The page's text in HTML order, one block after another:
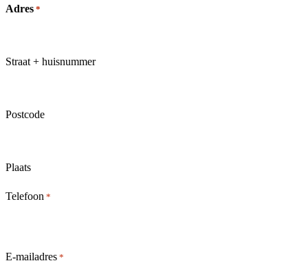
Adres *
Straat + huisnummer
Postcode
Plaats
Telefoon *
E-mailadres *